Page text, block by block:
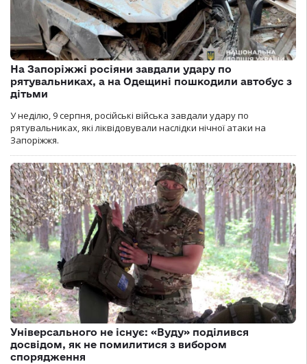
На Запоріжжі росіяни завдали удару по
рятувальниках, а на Одещині пошкодили автобус з
дітьми
У неділю, 9 серпня, російські війська завдали удару по
рятувальниках, які ліквідовували наслідки нічної атаки на
Запоріжжя.
Універсального не існує: «Вуду» поділився
досвідом, як не помилитися з вибором
спорядження